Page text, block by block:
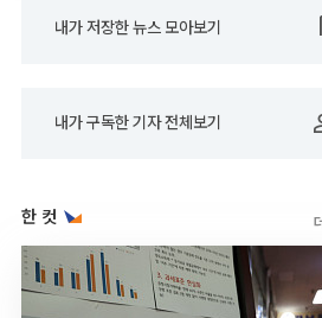
내가 저장한 뉴스 모아보기
내가 구독한 기자 전체보기
한 컷